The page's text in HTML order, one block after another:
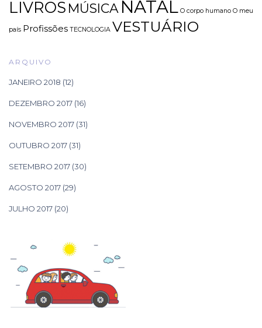
LIVROS MÚSICA NATAL O corpo humano O meu
país Profissões TECNOLOGIA VESTUÁRIO
ARQUIVO
JANEIRO 2018 (12)
DEZEMBRO 2017 (16)
NOVEMBRO 2017 (31)
OUTUBRO 2017 (31)
SETEMBRO 2017 (30)
AGOSTO 2017 (29)
JULHO 2017 (20)